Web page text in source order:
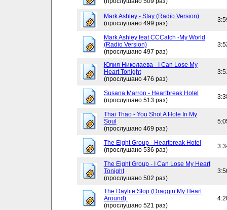
Mark Ashley - Stay (Radio Version)
(прослушано 499 раз)
Mark Ashley feat CCCatch -My World
(Radio Version)
(прослушано 497 раз)
Юлия Николаева - I Can Lose My
Heart Tonight
(прослушано 476 раз)
Susana Marron - Heartbreak Hotel
(прослушано 513 раз)
Thai Thao - You Shot A Hole In My
Soul
(прослушано 469 раз)
The Eight Group - Heartbreak Hotel
(прослушано 536 раз)
The Eight Group - I Can Lose My Heart
Tonight
(прослушано 502 раз)
The Daylite Stop (Draggin My Heart
Around).
(прослушано 521 раз)